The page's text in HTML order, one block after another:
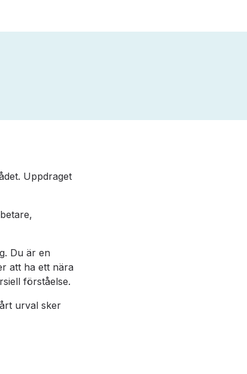
Uppdraget
Du är en
att ha ett nära
förståelse.
urval sker